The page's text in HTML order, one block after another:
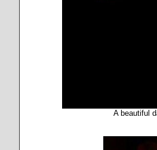
A beautiful